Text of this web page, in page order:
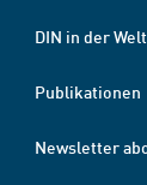
DIN in der Welt
Publikationen
Newsletter